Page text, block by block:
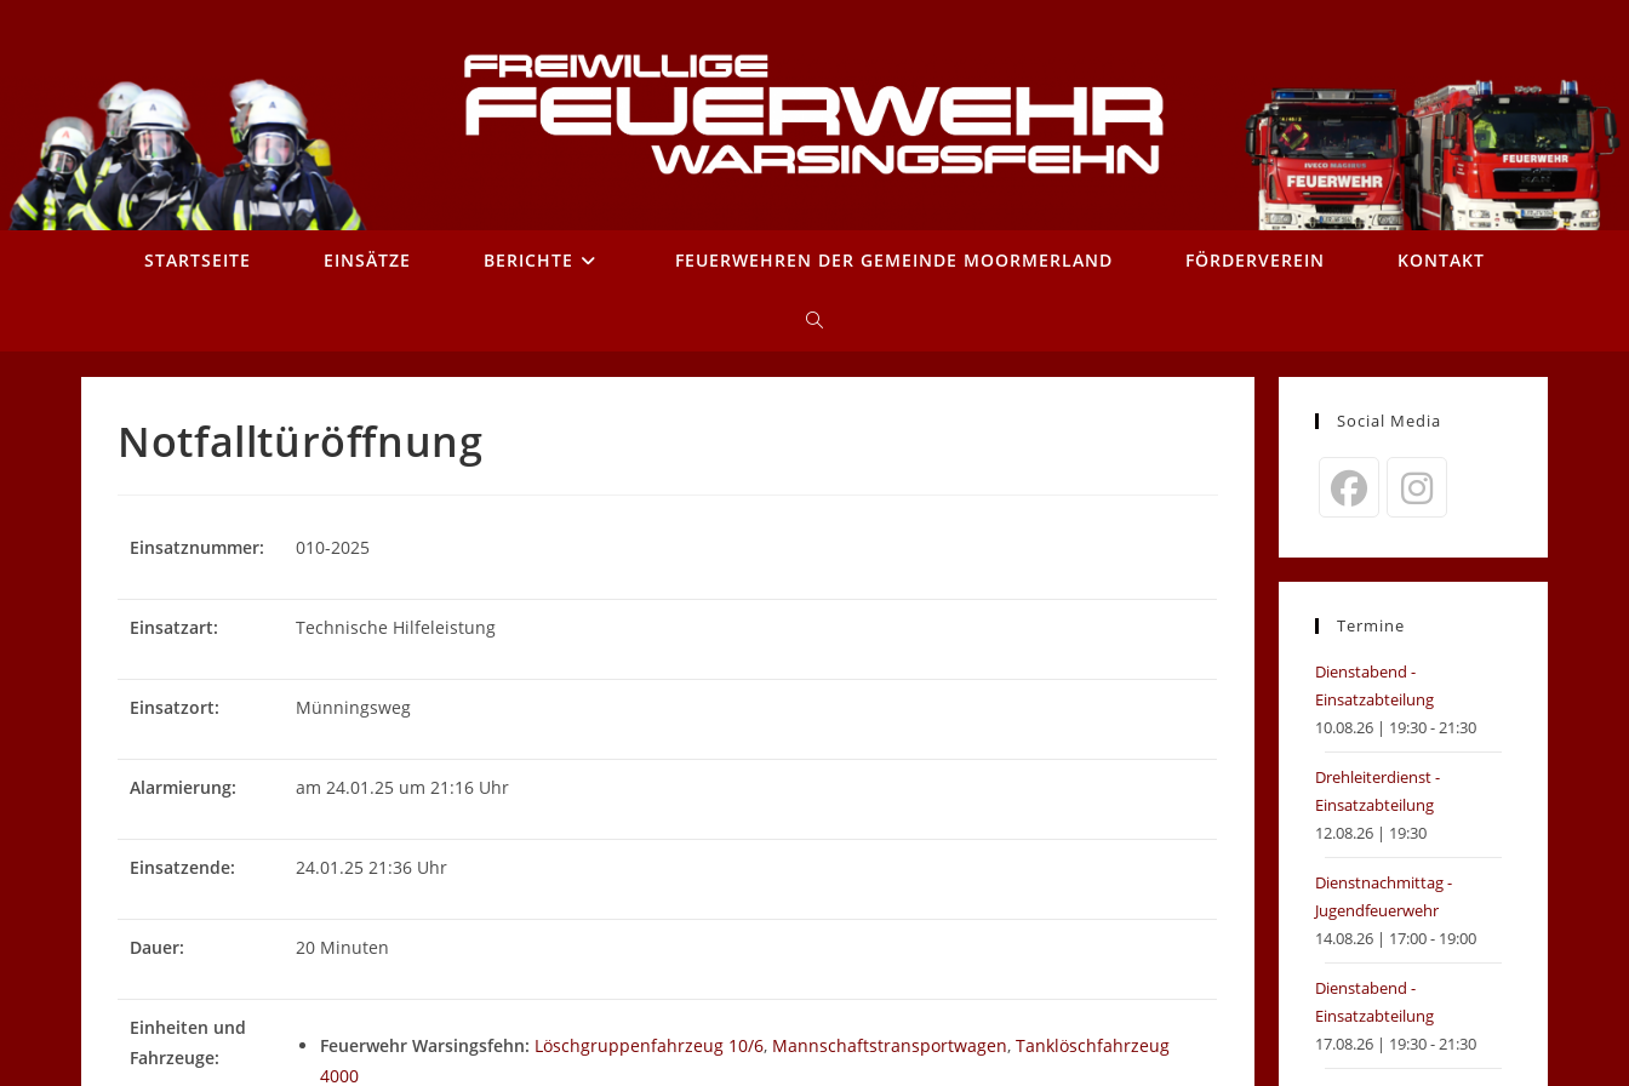
STARTSEITE EINSÄTZE BERICHTE FEUERWEHREN DER GEMEINDE MOORMERLAND FÖRDERVEREIN KONTAKT
WEBSITE-
SUCHE
Notfalltüröffnung
Einsatznummer: 010-2025
Einsatzart: Technische Hilfeleistung
Einsatzort: Münningsweg
Alarmierung: am 24.01.25 um 21:16 Uhr
Einsatzende: 24.01.25 21:36 Uhr
Dauer: 20 Minuten
Einheiten und
Fahrzeuge:
Feuerwehr Warsingsfehn: Löschgruppenfahrzeug 10/6, Mannschaftstransportwagen,Tanklöschfahrzeug
4000
Social Media
in
new
in
new
Termine
Dienstabend -
Einsatzabteilung
10.08.26 | 19:30 - 21:30
Drehleiterdienst -
Einsatzabteilung
12.08.26 | 19:30
Dienstnachmittag -
Jugendfeuerwehr
14.08.26 | 17:00 - 19:00
Dienstabend -
Einsatzabteilung
17.08.26 | 19:30 - 21:30